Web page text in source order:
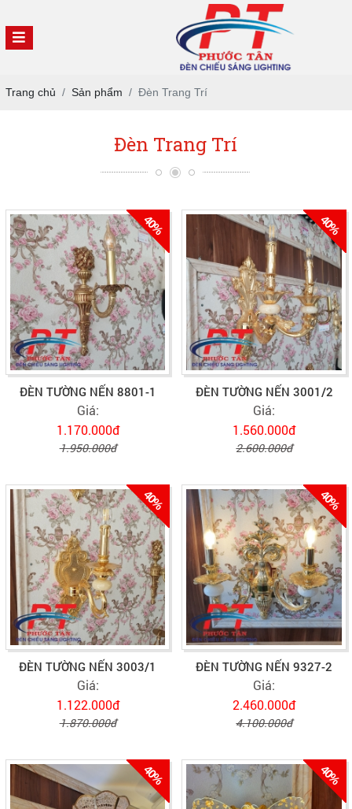
Trang chủ Sản phẩm Đèn Trang Trí
Đèn Trang Trí
40%
ĐÈN TƯỜNG NẾN 8801-1
Giá:
1.170.000đ
1.950.000đ
40%
ĐÈN TƯỜNG NẾN 3001/2
Giá:
1.560.000đ
2.600.000đ
40%
ĐÈN TƯỜNG NẾN 3003/1
Giá:
1.122.000đ
1.870.000đ
40%
ĐÈN TƯỜNG NẾN 9327-2
Giá:
2.460.000đ
4.100.000đ
40% 40%